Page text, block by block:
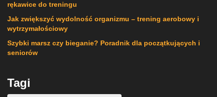
rękawice do treningu
Jak zwiększyć wydolność organizmu – trening aerobowy i
wytrzymałościowy
Szybki marsz czy bieganie? Poradnik dla początkujących i
seniorów
Tagi